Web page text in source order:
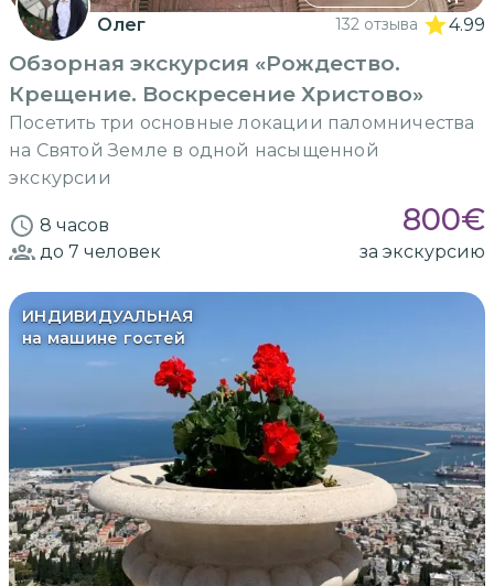
Олег 132 отзыва 4.99
Обзорная экскурсия «Рождество.
Крещение. Воскресение Христово»
Посетить три основные локации паломничества
на Святой Земле в одной насыщенной
экскурсии
8 часов 800€
до 7 человек за экскурсию
ИНДИВИДУАЛЬНАЯ
на машине гостей